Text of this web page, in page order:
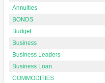
Annuities
BONDS
Budget
Business
Business Leaders
Business Loan
COMMODITIES